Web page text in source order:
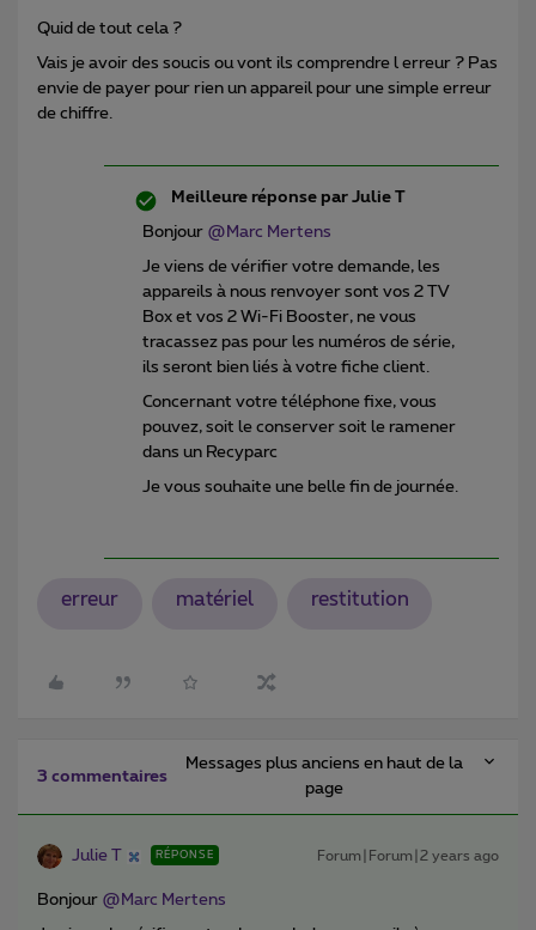
Quid de tout cela ?
Vais je avoir des soucis ou vont ils comprendre l erreur ? Pas
envie de payer pour rien un appareil pour une simple erreur
de chiffre.
Meilleure réponse par Julie T
Bonjour @Marc Mertens
Je viens de vérifier votre demande, les
appareils à nous renvoyer sont vos 2 TV
Box et vos 2 Wi-Fi Booster, ne vous
tracassez pas pour les numéros de série,
ils seront bien liés à votre fiche client.
Concernant votre téléphone fixe, vous
pouvez, soit le conserver soit le ramener
dans un Recyparc
Je vous souhaite une belle fin de journée.
erreur matériel restitution
3 commentaires
Messages plus anciens en haut de la
page
Julie T RÉPONSE Forum|Forum|2 years ago
Bonjour @Marc Mertens